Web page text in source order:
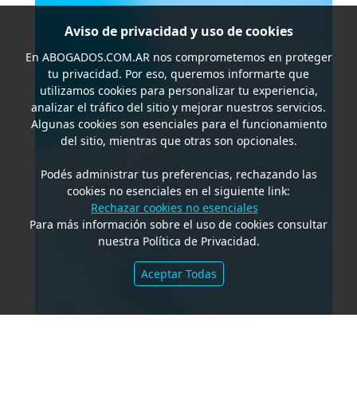
Aviso de privacidad y uso de cookies
En ABOGADOS.COM.ARnos comprometemos en proteger
tu privacidad. Por eso, queremos informarte que
utilizamos cookies para personalizar tu experiencia,
analizar el tráfico del sitio y mejorar nuestros servicios.
Algunas cookies son esenciales para el funcionamiento
del sitio, mientras que otras son opcionales.
Podés administrar tus preferencias, rechazando las
cookies no esenciales en el siguiente link:
Rechazar cookies no esenciales
Para más información sobre el uso de cookies consultar
nuestra Política de Privacidad.
Aceptar Todas